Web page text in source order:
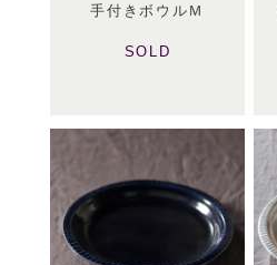
手付きボウルＭ
SOLD